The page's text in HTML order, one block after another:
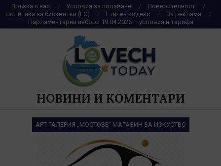
Skip
to
content
Връзка с нас Условия за ползване
Поверителност
Политика за бисквитки (ЕС)
Етичен кодекс
За реклама
Парламентарни избори 19.04.2026 – условия и тарифа
НОВИНИ И КОМЕНТАРИ
АРТ ГАЛЕРИЯ „МОСТОВЕ“ МАГАЗИН ЗА ИЗКУСТВО